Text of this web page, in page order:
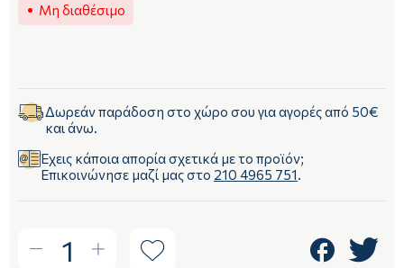
Μη διαθέσιμο
Δωρεάν παράδοση στο χώρο σου για αγορές από 50€
και άνω.
Έχεις κάποια απορία σχετικά με το προϊόν;
Επικοινώνησε μαζί μας στο 210 4965 751.
1